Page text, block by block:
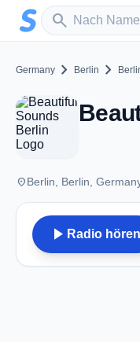
Zum Hauptinhalt springen
search
Sender suchen
Germany chevron_right Berlin chevron_right
placeBerlin, Berlin,
play_arrow Radio hören